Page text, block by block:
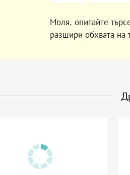
Моля, опитайте
разшири обхвата на